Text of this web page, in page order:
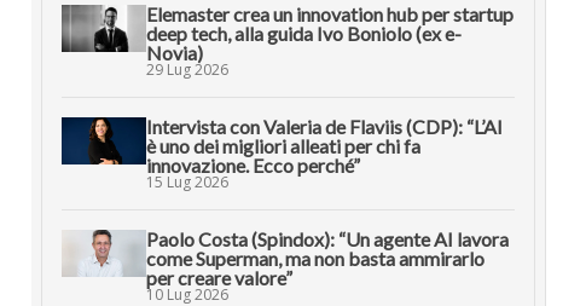
Elemaster crea un innovation hub per startup
deep tech, alla guida Ivo Boniolo (ex e-
Novia)
29 Lug 2026
Intervista con Valeria de Flaviis (CDP): “L’AI
è uno dei migliori alleati per chi fa
innovazione. Ecco perché”
15 Lug 2026
Paolo Costa (Spindox): “Un agente AI lavora
come Superman, ma non basta ammirarlo
per creare valore”
10 Lug 2026